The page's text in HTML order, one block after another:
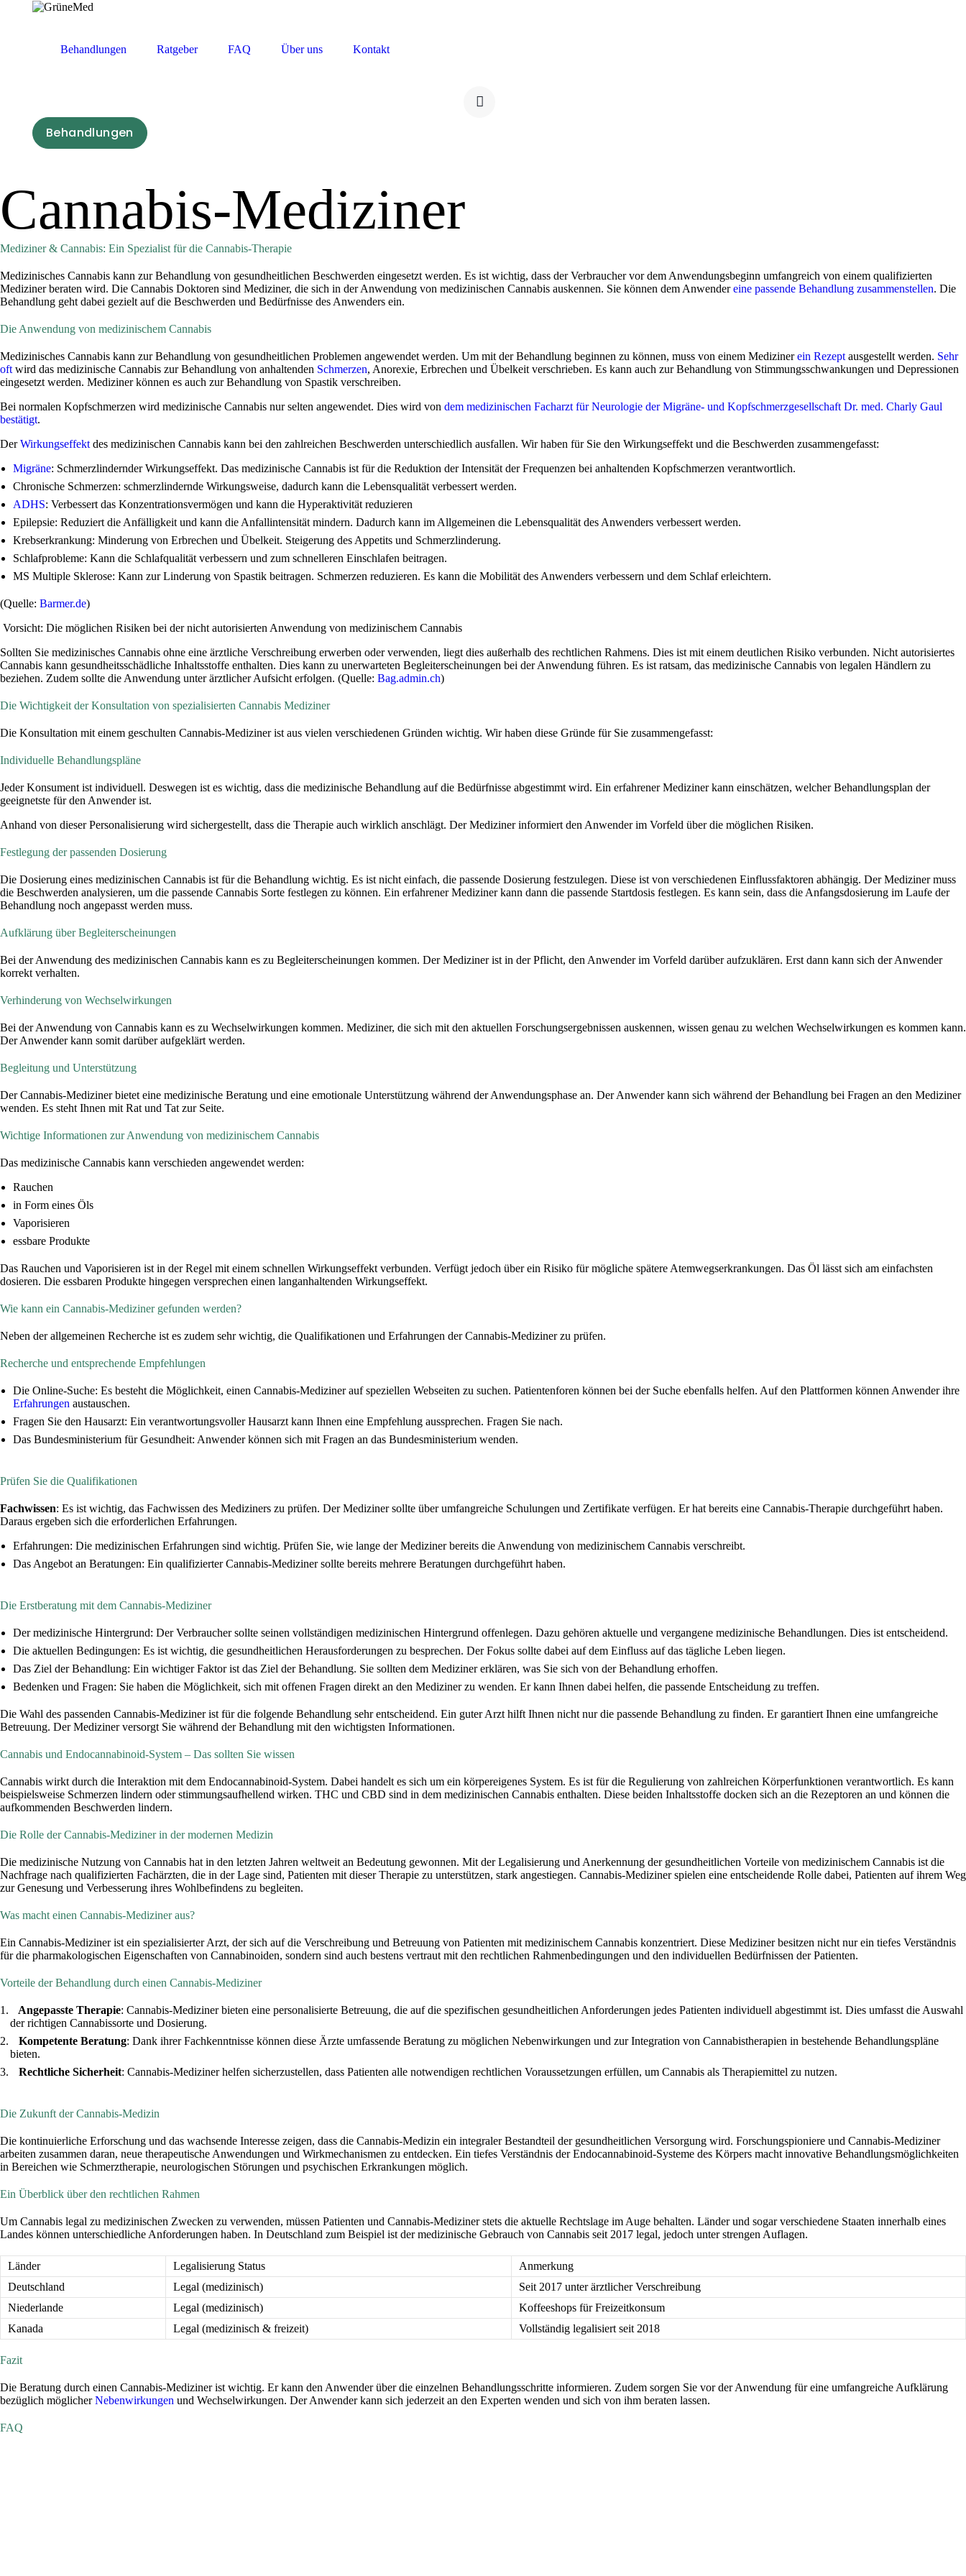
Behandlungen Ratgeber FAQ Über uns Kontakt
Behandlungen
Cannabis-Mediziner
Mediziner & Cannabis: Ein Spezialist für die Cannabis-Therapie
Medizinisches Cannabis kann zur Behandlung von gesundheitlichen Beschwerden eingesetzt werden. Es ist wichtig, dass der Verbraucher vor dem Anwendungsbeginn umfangreich von einem qualifizierten
Mediziner beraten wird. Die Cannabis Doktoren sind Mediziner, die sich in der Anwendung von medizinischen Cannabis auskennen. Sie können dem Anwendereine passende Behandlung zusammenstellen. Die
Behandlung geht dabei gezielt auf die Beschwerden und Bedürfnisse des Anwenders ein.
Die Anwendung von medizinischem Cannabis
Medizinisches Cannabis kann zur Behandlung von gesundheitlichen Problemen angewendet werden. Um mit der Behandlung beginnen zu können, muss von einem Medizinerein Rezept ausgestellt werden. Sehr
oft wird das medizinische Cannabis zur Behandlung von anhaltenden Schmerzen, Anorexie, Erbrechen und Übelkeit verschrieben. Es kann auch zur Behandlung von Stimmungsschwankungen und Depressionen
eingesetzt werden. Mediziner können es auch zur Behandlung von Spastik verschreiben.
Bei normalen Kopfschmerzen wird medizinische Cannabis nur selten angewendet. Dies wird von dem medizinischen Facharzt für Neurologie der Migräne- und Kopfschmerzgesellschaft Dr. med. Charly Gaul
bestätigt.
DerWirkungseffekt des medizinischen Cannabis kann bei den zahlreichen Beschwerden unterschiedlich ausfallen. Wir haben für Sie den Wirkungseffekt und die Beschwerden zusammengefasst:
Migräne: Schmerzlindernder Wirkungseffekt. Das medizinische Cannabis ist für die Reduktion der Intensität der Frequenzen bei anhaltenden Kopfschmerzen verantwortlich.
Chronische Schmerzen: schmerzlindernde Wirkungsweise, dadurch kann die Lebensqualität verbessert werden.
ADHS: Verbessert das Konzentrationsvermögen und kann die Hyperaktivität reduzieren
Epilepsie: Reduziert die Anfälligkeit und kann die Anfallintensität mindern. Dadurch kann im Allgemeinen die Lebensqualität des Anwenders verbessert werden.
Krebserkrankung: Minderung von Erbrechen und Übelkeit. Steigerung des Appetits und Schmerzlinderung.
Schlafprobleme: Kann die Schlafqualität verbessern und zum schnelleren Einschlafen beitragen.
MS Multiple Sklerose: Kann zur Linderung von Spastik beitragen. Schmerzen reduzieren. Es kann die Mobilität des Anwenders verbessern und dem Schlaf erleichtern.
(Quelle: Barmer.de)
Vorsicht: Die möglichen Risiken bei der nicht autorisierten Anwendung von medizinischem Cannabis
Sollten Sie medizinisches Cannabis ohne eine ärztliche Verschreibung erwerben oder verwenden, liegt dies außerhalb des rechtlichen Rahmens. Dies ist mit einem deutlichen Risiko verbunden. Nicht autorisiertes
Cannabis kann gesundheitsschädliche Inhaltsstoffe enthalten. Dies kann zu unerwarteten Begleiterscheinungen bei der Anwendung führen. Es ist ratsam, das medizinische Cannabis von legalen Händlern zu
beziehen. Zudem sollte die Anwendung unter ärztlicher Aufsicht erfolgen. (Quelle: Bag.admin.ch)
Die Wichtigkeit der Konsultation von spezialisierten Cannabis Mediziner
Die Konsultation mit einem geschulten Cannabis-Mediziner ist aus vielen verschiedenen Gründen wichtig. Wir haben diese Gründe für Sie zusammengefasst:
Individuelle Behandlungspläne
Jeder Konsument ist individuell. Deswegen ist es wichtig, dass die medizinische Behandlung auf die Bedürfnisse abgestimmt wird. Ein erfahrener Mediziner kann einschätzen, welcher Behandlungsplan der
geeignetste für den Anwender ist.
Anhand von dieser Personalisierung wird sichergestellt, dass die Therapie auch wirklich anschlägt. Der Mediziner informiert den Anwender im Vorfeld über die möglichen Risiken.
Festlegung der passenden Dosierung
Die Dosierung eines medizinischen Cannabis ist für die Behandlung wichtig. Es ist nicht einfach, die passende Dosierung festzulegen. Diese ist von verschiedenen Einflussfaktoren abhängig. Der Mediziner muss
die Beschwerden analysieren, um die passende Cannabis Sorte festlegen zu können. Ein erfahrener Mediziner kann dann die passende Startdosis festlegen. Es kann sein, dass die Anfangsdosierung im Laufe der
Behandlung noch angepasst werden muss.
Aufklärung über Begleiterscheinungen
Bei der Anwendung des medizinischen Cannabis kann es zu Begleiterscheinungen kommen. Der Mediziner ist in der Pflicht, den Anwender im Vorfeld darüber aufzuklären. Erst dann kann sich der Anwender
korrekt verhalten.
Verhinderung von Wechselwirkungen
Bei der Anwendung von Cannabis kann es zu Wechselwirkungen kommen. Mediziner, die sich mit den aktuellen Forschungsergebnissen auskennen, wissen genau zu welchen Wechselwirkungen es kommen kann.
Der Anwender kann somit darüber aufgeklärt werden.
Begleitung und Unterstützung
Der Cannabis-Mediziner bietet eine medizinische Beratung und eine emotionale Unterstützung während der Anwendungsphase an. Der Anwender kann sich während der Behandlung bei Fragen an den Mediziner
wenden. Es steht Ihnen mit Rat und Tat zur Seite.
Wichtige Informationen zur Anwendung von medizinischem Cannabis
Das medizinische Cannabis kann verschieden angewendet werden:
Rauchen
in Form eines Öls
Vaporisieren
essbare Produkte
Das Rauchen und Vaporisieren ist in der Regel mit einem schnellen Wirkungseffekt verbunden. Verfügt jedoch über ein Risiko für mögliche spätere Atemwegserkrankungen. Das Öl lässt sich am einfachsten
dosieren. Die essbaren Produkte hingegen versprechen einen langanhaltenden Wirkungseffekt.
Wie kann ein Cannabis-Mediziner gefunden werden?
Neben der allgemeinen Recherche ist es zudem sehr wichtig, die Qualifikationen und Erfahrungen der Cannabis-Mediziner zu prüfen.
Recherche und entsprechende Empfehlungen
Die Online-Suche: Es besteht die Möglichkeit, einen Cannabis-Mediziner auf speziellen Webseiten zu suchen. Patientenforen können bei der Suche ebenfalls helfen. Auf den Plattformen können Anwender ihre
Erfahrungen austauschen.
Fragen Sie den Hausarzt: Ein verantwortungsvoller Hausarzt kann Ihnen eine Empfehlung aussprechen. Fragen Sie nach.
Das Bundesministerium für Gesundheit: Anwender können sich mit Fragen an das Bundesministerium wenden.
Prüfen Sie die Qualifikationen
Fachwissen: Es ist wichtig, das Fachwissen des Mediziners zu prüfen. Der Mediziner sollte über umfangreiche Schulungen und Zertifikate verfügen. Er hat bereits eine Cannabis-Therapie durchgeführt haben.
Daraus ergeben sich die erforderlichen Erfahrungen.
Erfahrungen: Die medizinischen Erfahrungen sind wichtig. Prüfen Sie, wie lange der Mediziner bereits die Anwendung von medizinischem Cannabis verschreibt.
Das Angebot an Beratungen: Ein qualifizierter Cannabis-Mediziner sollte bereits mehrere Beratungen durchgeführt haben.
Die Erstberatung mit dem Cannabis-Mediziner
Der medizinische Hintergrund: Der Verbraucher sollte seinen vollständigen medizinischen Hintergrund offenlegen. Dazu gehören aktuelle und vergangene medizinische Behandlungen. Dies ist entscheidend.
Die aktuellen Bedingungen: Es ist wichtig, die gesundheitlichen Herausforderungen zu besprechen. Der Fokus sollte dabei auf dem Einfluss auf das tägliche Leben liegen.
Das Ziel der Behandlung: Ein wichtiger Faktor ist das Ziel der Behandlung. Sie sollten dem Mediziner erklären, was Sie sich von der Behandlung erhoffen.
Bedenken und Fragen: Sie haben die Möglichkeit, sich mit offenen Fragen direkt an den Mediziner zu wenden. Er kann Ihnen dabei helfen, die passende Entscheidung zu treffen.
Die Wahl des passenden Cannabis-Mediziner ist für die folgende Behandlung sehr entscheidend. Ein guter Arzt hilft Ihnen nicht nur die passende Behandlung zu finden. Er garantiert Ihnen eine umfangreiche
Betreuung. Der Mediziner versorgt Sie während der Behandlung mit den wichtigsten Informationen.
Cannabis und Endocannabinoid-System – Das sollten Sie wissen
Cannabis wirkt durch die Interaktion mit dem Endocannabinoid-System. Dabei handelt es sich um ein körpereigenes System. Es ist für die Regulierung von zahlreichen Körperfunktionen verantwortlich. Es kann
beispielsweise Schmerzen lindern oder stimmungsaufhellend wirken. THC und CBD sind in dem medizinischen Cannabis enthalten. Diese beiden Inhaltsstoffe docken sich an die Rezeptoren an und können die
aufkommenden Beschwerden lindern.
Die Rolle der Cannabis-Mediziner in der modernen Medizin
Die medizinische Nutzung von Cannabis hat in den letzten Jahren weltweit an Bedeutung gewonnen. Mit der Legalisierung und Anerkennung der gesundheitlichen Vorteile von medizinischem Cannabis ist die
Nachfrage nach qualifizierten Fachärzten, die in der Lage sind, Patienten mit dieser Therapie zu unterstützen, stark angestiegen. Cannabis-Mediziner spielen eine entscheidende Rolle dabei, Patienten auf ihrem Weg
zur Genesung und Verbesserung ihres Wohlbefindens zu begleiten.
Was macht einen Cannabis-Mediziner aus?
Ein Cannabis-Mediziner ist ein spezialisierter Arzt, der sich auf die Verschreibung und Betreuung von Patienten mit medizinischem Cannabis konzentriert. Diese Mediziner besitzen nicht nur ein tiefes Verständnis
für die pharmakologischen Eigenschaften von Cannabinoiden, sondern sind auch bestens vertraut mit den rechtlichen Rahmenbedingungen und den individuellen Bedürfnissen der Patienten.
Vorteile der Behandlung durch einen Cannabis-Mediziner
Angepasste Therapie: Cannabis-Mediziner bieten eine personalisierte Betreuung, die auf die spezifischen gesundheitlichen Anforderungen jedes Patienten individuell abgestimmt ist. Dies umfasst die Auswahl
der richtigen Cannabissorte und Dosierung.
Kompetente Beratung: Dank ihrer Fachkenntnisse können diese Ärzte umfassende Beratung zu möglichen Nebenwirkungen und zur Integration von Cannabistherapien in bestehende Behandlungspläne
bieten.
Rechtliche Sicherheit: Cannabis-Mediziner helfen sicherzustellen, dass Patienten alle notwendigen rechtlichen Voraussetzungen erfüllen, um Cannabis als Therapiemittel zu nutzen.
Die Zukunft der Cannabis-Medizin
Die kontinuierliche Erforschung und das wachsende Interesse zeigen, dass die Cannabis-Medizin ein integraler Bestandteil der gesundheitlichen Versorgung wird. Forschungspioniere und Cannabis-Mediziner
arbeiten zusammen daran, neue therapeutische Anwendungen und Wirkmechanismen zu entdecken. Ein tiefes Verständnis der Endocannabinoid-Systeme des Körpers macht innovative Behandlungsmöglichkeiten
in Bereichen wie Schmerztherapie, neurologischen Störungen und psychischen Erkrankungen möglich.
Ein Überblick über den rechtlichen Rahmen
Um Cannabis legal zu medizinischen Zwecken zu verwenden, müssen Patienten und Cannabis-Mediziner stets die aktuelle Rechtslage im Auge behalten. Länder und sogar verschiedene Staaten innerhalb eines
Landes können unterschiedliche Anforderungen haben. In Deutschland zum Beispiel ist der medizinische Gebrauch von Cannabis seit 2017 legal, jedoch unter strengen Auflagen.
Länder Legalisierung Status
Anmerkung
Deutschland
Legal (medizinisch)
Seit 2017 unter ärztlicher Verschreibung
Niederlande
Legal (medizinisch)
Koffeeshops für Freizeitkonsum
Kanada
Legal (medizinisch & freizeit) Vollständig legalisiert seit 2018
Fazit
Die Beratung durch einen Cannabis-Mediziner ist wichtig. Er kann den Anwender über die einzelnen Behandlungsschritte informieren. Zudem sorgen Sie vor der Anwendung für eine umfangreiche Aufklärung
bezüglich möglicherNebenwirkungen und Wechselwirkungen. Der Anwender kann sich jederzeit an den Experten wenden und sich von ihm beraten lassen.
FAQ